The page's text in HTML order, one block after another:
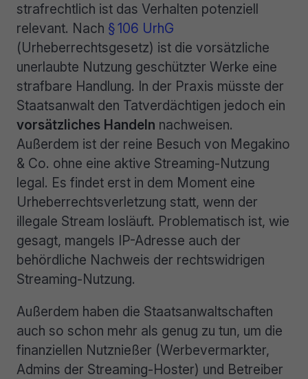
strafrechtlich ist das Verhalten potenziell
relevant. Nach § 106 UrhG
(Urheberrechtsgesetz) ist die vorsätzliche
unerlaubte Nutzung geschützter Werke eine
strafbare Handlung. In der Praxis müsste der
Staatsanwalt den Tatverdächtigen jedoch ein
vorsätzliches Handeln nachweisen.
Außerdem ist der reine Besuch von Megakino
& Co. ohne eine aktive Streaming-Nutzung
legal. Es findet erst in dem Moment eine
Urheberrechtsverletzung statt, wenn der
illegale Stream losläuft. Problematisch ist, wie
gesagt, mangels IP-Adresse auch der
behördliche Nachweis der rechtswidrigen
Streaming-Nutzung.
Außerdem haben die Staatsanwaltschaften
auch so schon mehr als genug zu tun, um die
finanziellen Nutznießer (Werbevermarkter,
Admins der Streaming-Hoster) und Betreiber